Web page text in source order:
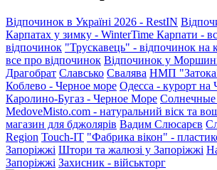
Відпочинок в Україні 2026 - RestIN
Карпатах у зимку - WinterTime Карпати -
відпочинок "Трускавець" - відпочинок на
все про відпочинок Відпочинок у
Драгобрат Славсько Свалява НМП
Коблево - Черное море Одесса - курорт на
Каролино-Бугаз - Черное Море Солнечные
MedoveMisto.com - натуральний віск та
магазин для бджолярів Вадим Слюсарєв
Region Touch-IT "Фабрика вікон" -
Запоріжжі Штори та жалюзі у Запоріжжі
Запоріжжі Захисник - військторг